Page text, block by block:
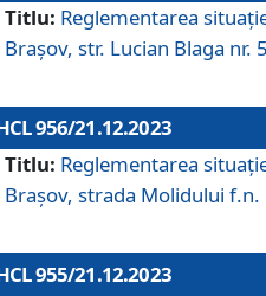
Titlu: Reglementarea
Brașov, str. Lucian Blaga nr.
956/21.12.2023
Titlu: Reglementarea
Brașov, strada Molidului f.n.
955/21.12.2023